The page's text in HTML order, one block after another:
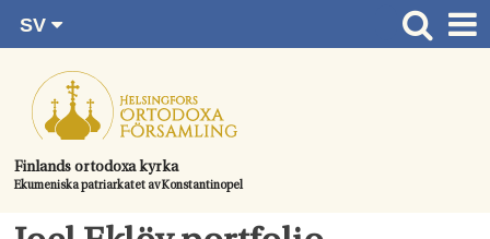
direkt
innehållet.
Finlands ortodoxa kyrka
Ekumeniska patriarkatet av Konstantinopel
SV
RU
EN
UA
Huvudsida
Gudstjänster
Kom med